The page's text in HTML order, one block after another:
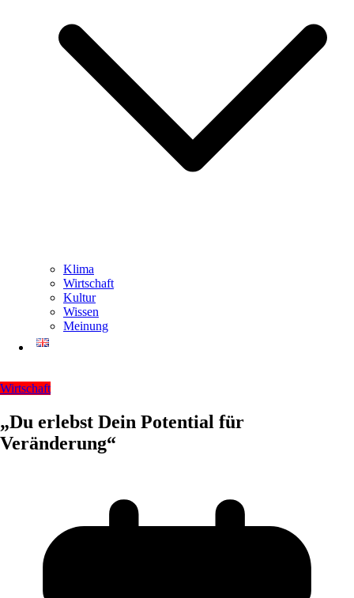
Klima
Wirtschaft
Kultur
Wissen
Meinung
Wirtschaft
„Du erlebst Dein Potential für
Veränderung“